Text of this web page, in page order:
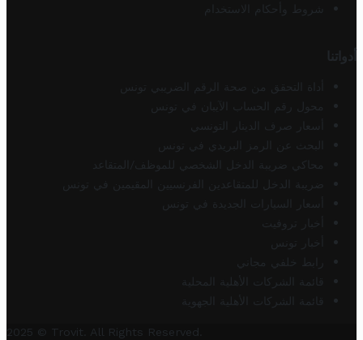
شروط وأحكام الاستخدام
أدواتنا
أداة التحقق من صحة الرقم الضريبي تونس
محول رقم الحساب الآيبان في تونس
أسعار صرف الدينار التونسي
البحث عن الرمز البريدي في تونس
محاكي ضريبة الدخل الشخصي للموظف/المتقاعد
ضريبة الدخل للمتقاعدين الفرنسيين المقيمين في تونس
أسعار السيارات الجديدة في تونس
أخبار تروفيت
أخبار تونس
رابط خلفي مجاني
قائمة الشركات الأهلية المحلية
قائمة الشركات الأهلية الجهوية
2025 © Trovit. All Rights Reserved.